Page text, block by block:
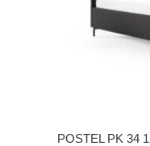
POSTEL PK 34